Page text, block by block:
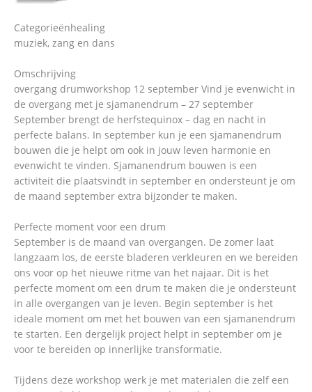
Categorieënhealing
muziek, zang en dans
Omschrijving
overgang drumworkshop 12 september Vind je evenwicht in
de overgang met je sjamanendrum – 27 september
September brengt de herfstequinox – dag en nacht in
perfecte balans. In september kun je een sjamanendrum
bouwen die je helpt om ook in jouw leven harmonie en
evenwicht te vinden. Sjamanendrum bouwen is een
activiteit die plaatsvindt in september en ondersteunt je om
de maand september extra bijzonder te maken.
Perfecte moment voor een drum
September is de maand van overgangen. De zomer laat
langzaam los, de eerste bladeren verkleuren en we bereiden
ons voor op het nieuwe ritme van het najaar. Dit is het
perfecte moment om een drum te maken die je ondersteunt
in alle overgangen van je leven. Begin september is het
ideale moment om met het bouwen van een sjamanendrum
te starten. Een dergelijk project helpt in september om je
voor te bereiden op innerlijke transformatie.
Tijdens deze workshop werk je met materialen die zelf een